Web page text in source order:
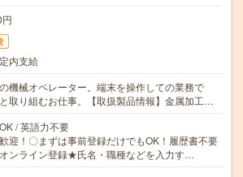
内支給
機械オペレーター。端末を操作しての業務で
取り組むお仕事。【取扱製品情報】金属加工…
/ 英語力不要
迎！〇まずは事前登録だけでもOK！履歴書不要
ンライン登録★氏名・職種などを入力す…